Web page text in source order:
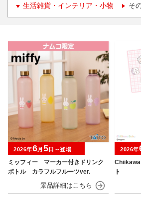
生活雑貨・インテリア・小物 そ
ミッフィー マーカー付きドリンク
ボトル カラフルフルーツver.
2026年6月 5日～登場
ト
2026年